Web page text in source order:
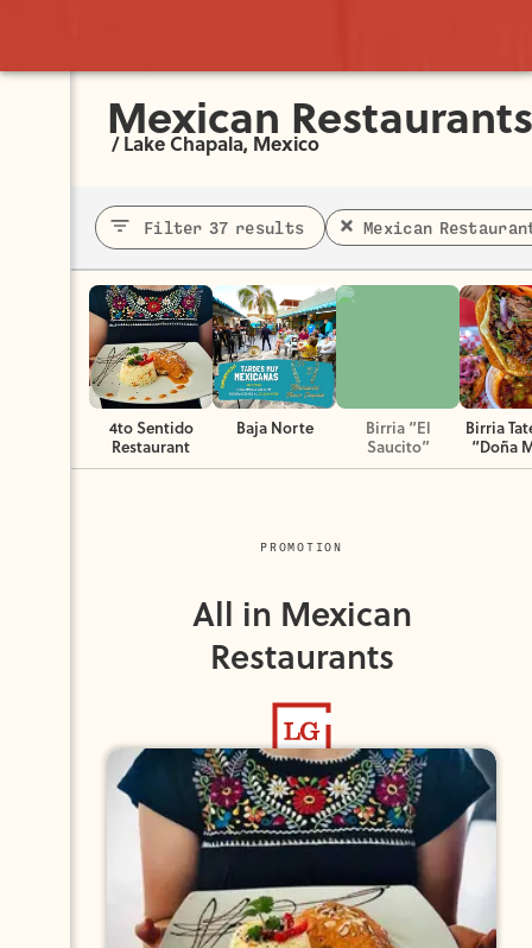
Mexican Restaurants
/Lake Chapala, Mexico
Filter 37 results Mexican
4to Sentido
Restaurant
Baja Norte
Birria “El
Saucito”
Birria
“Doña
PROMOTION
All in Mexican
Restaurants